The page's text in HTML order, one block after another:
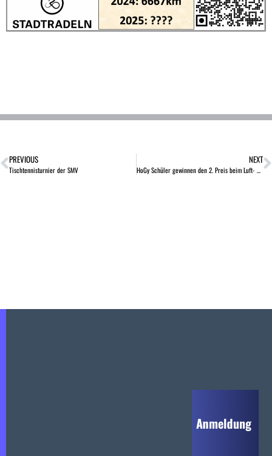
PREVIOUS
Tischtennisturnier der SMV
NEXT
HoGy Schüler gewinnen den 2. Preis beim Luft- und Raumfahrttag